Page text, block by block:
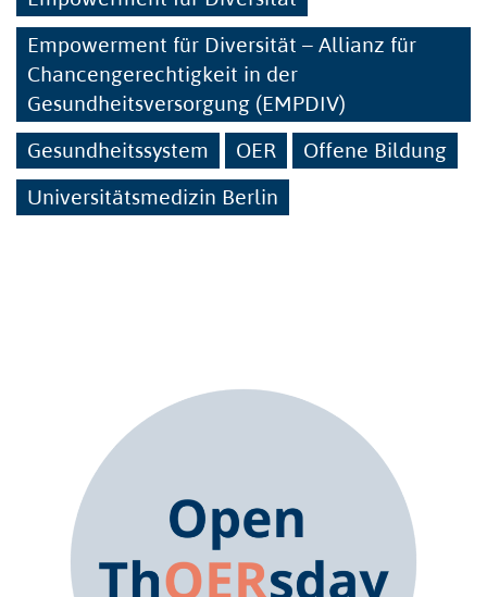
Empowerment für Diversität – Allianz für
Chancengerechtigkeit in der
Gesundheitsversorgung (EMPDIV)
Gesundheitssystem
OER
Offene Bildung
Universitätsmedizin Berlin